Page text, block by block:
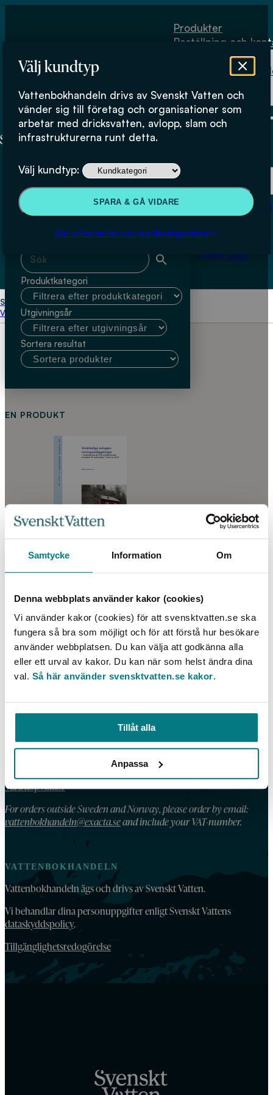
Samtycke Information Om
Denna webbplats använder kakor (cookies)
Vi använder kakor (cookies) för att svensktvatten.se ska
fungera så bra som möjligt och för att förstå hur besökare
använder webbplatsen. Du kan välja att godkänna alla
eller ett urval av kakor. Du kan när som helst ändra dina
val. Så här använder svensktvatten.se kakor.
Tillåt alla
Anpassa
Välj kundtyp
Vattenbokhandeln drivs av Svenskt Vatten och
vänder sig till företag och organisationer som
arbetar med dricksvatten, avlopp, slam och
infrastrukturerna runt detta.
Välj kundtyp:
SPARA & GÅ VIDARE
Mer information om kundkategorierna
Produkter
Beställning och
Fysiskt lager
Beställning och kontakt
Om
Köpvillkor
Fysiskt lager
Start Ebba af Petersens
Välj kundtyp
Ebba af Petersens
Sök & filtrera
Sök med fritext
Produktkategori
Utgivningsår
Sortera resultat
EN PRODUKT
Småskaliga avloppsreningsanläggningar –
marknadsöversikt över prefabricerade produkter
LÄS MER
Telefon: 08 – 506 002 90
Våra köpvillkor
For orders outside Sweden and Norway, please order by email:
vattenbokhandeln@exacta.seand include your VAT-number.
VATTENBOKHANDELN
Vattenbokhandeln ägs och drivs av Svenskt Vatten.
Vi behandlar dina personuppgifter enligt Svenskt Vattens
dataskyddspolicy.
Tillgänglighetsredogörelse